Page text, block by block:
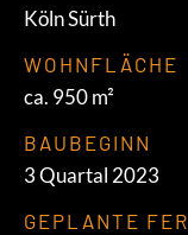
Köln Sürth
WOHNFLÄCHE
ca. 950 m²
BAUBEGINN
3 Quartal 2023
GEPLANTE